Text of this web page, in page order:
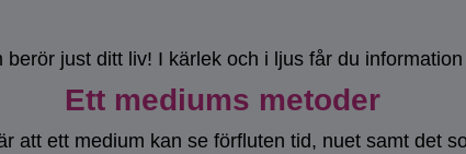
just ditt liv! I kärlek och i ljus får du
Ett mediums metoder
att ett medium kan se förfluten tid, nuet samt det